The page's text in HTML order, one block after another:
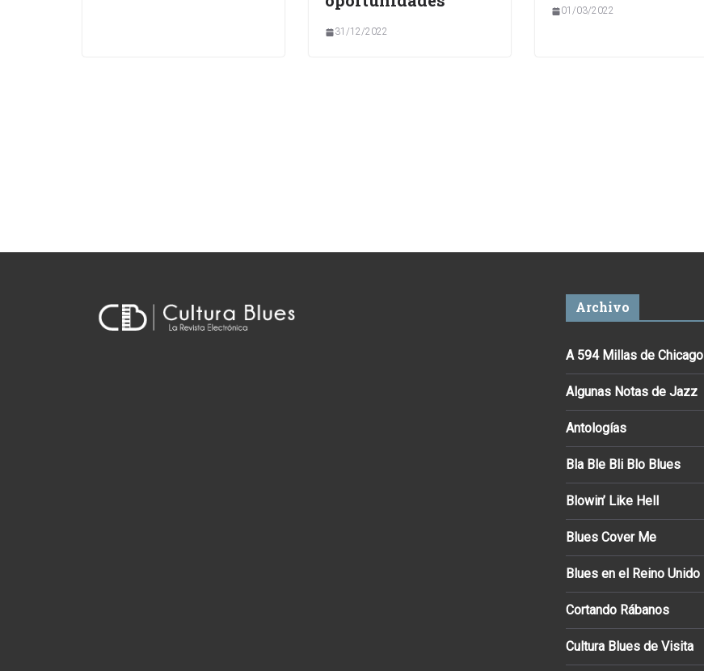
31/12/2022
01/03/2022
Archivo
A 594 Millas de Chicago
Algunas Notas de Jazz
Antologías
Bla Ble Bli Blo Blues
Blowin’ Like Hell
Blues Cover Me
Blues en el Reino Unido
Cortando Rábanos
Cultura Blues de Visita